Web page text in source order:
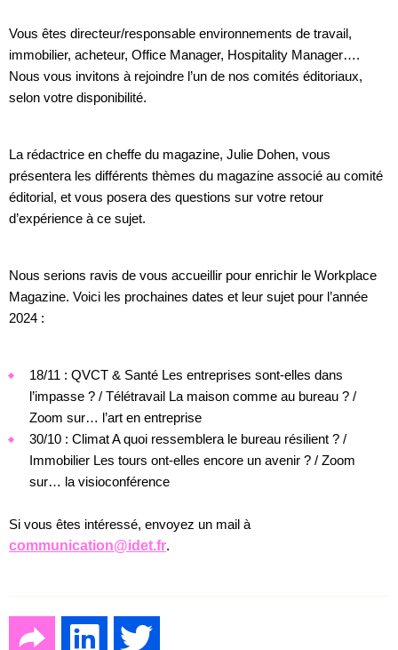
Vous êtes directeur/responsable environnements de travail,
immobilier, acheteur, Office Manager, Hospitality Manager….
Nous vous invitons à rejoindre l’un de nos comités éditoriaux,
selon votre disponibilité.
La rédactrice en cheffe du magazine, Julie Dohen, vous
présentera les différents thèmes du magazine associé au comité
éditorial, et vous posera des questions sur votre retour
d’expérience à ce sujet.
Nous serions ravis de vous accueillir pour enrichir le Workplace
Magazine. Voici les prochaines dates et leur sujet pour l’année
2024 :
18/11 : QVCT & Santé Les entreprises sont-elles dans
l’impasse ? / Télétravail La maison comme au bureau ? /
Zoom sur… l’art en entreprise
30/10 : Climat A quoi ressemblera le bureau résilient ? /
Immobilier Les tours ont-elles encore un avenir ? / Zoom
sur… la visioconférence
Si vous êtes intéressé, envoyez un mail à
communication@idet.fr.